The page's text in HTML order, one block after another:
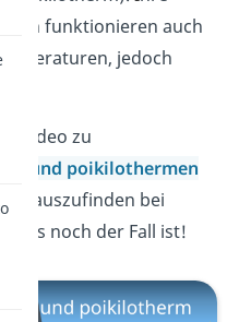
funktionieren auch
jedoch
Video zu
und poikilothermen
bei
das noch der Fall ist!